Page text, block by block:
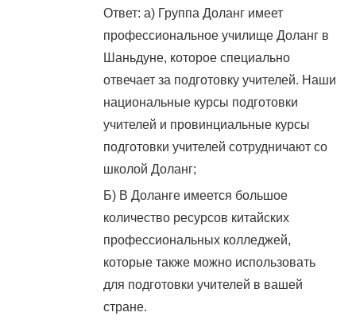
Ответ: а) Группа Доланг имеет
профессиональное училище Доланг в
Шаньдуне, которое специально
отвечает за подготовку учителей. Наши
национальные курсы подготовки
учителей и провинциальные курсы
подготовки учителей сотрудничают со
школой Доланг;
Б) В Доланге имеется большое
количество ресурсов китайских
профессиональных колледжей,
которые также можно использовать
для подготовки учителей в вашей
стране.